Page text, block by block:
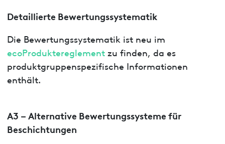
Detaillierte Bewertungssystematik
Die Bewertungssystematik ist neu im
ecoProduktereglementzu finden, da es
produktgruppenspezifische Informationen
enthält.
A3 – Alternative Bewertungssysteme für
Beschichtungen